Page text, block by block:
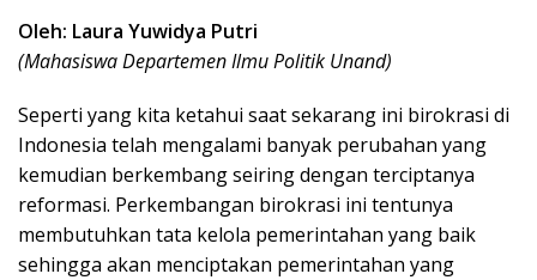
Oleh: Laura Yuwidya Putri
(Mahasiswa Departemen Ilmu Politik Unand)
Seperti yang kita ketahui saat sekarang ini birokrasi di
Indonesia telah mengalami banyak perubahan yang
kemudian berkembang seiring dengan terciptanya
reformasi. Perkembangan birokrasi ini tentunya
membutuhkan tata kelola pemerintahan yang baik
sehingga akan menciptakan pemerintahan yang